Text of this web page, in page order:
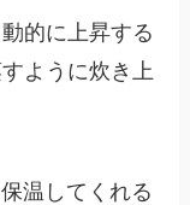
的に上昇する
ように炊き上
温してくれる